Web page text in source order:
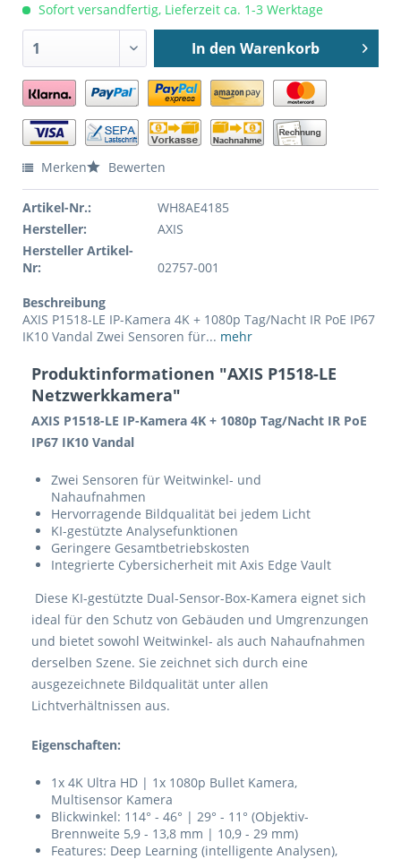
Sofort versandfertig, Lieferzeit ca. 1-3 Werktage
In den Warenkorb
Merken Bewerten
Artikel-Nr.:
WH8AE4185
Hersteller:
AXIS
Hersteller Artikel-
Nr:
02757-001
Beschreibung
AXIS P1518-LE IP-Kamera 4K + 1080p Tag/Nacht IR PoE IP67
IK10 Vandal Zwei Sensoren für... mehr
Produktinformationen "AXIS P1518-LE
Netzwerkkamera"
AXIS P1518-LE IP-Kamera 4K + 1080p Tag/Nacht IR PoE
IP67 IK10 Vandal
Zwei Sensoren für Weitwinkel- und
Nahaufnahmen
Hervorragende Bildqualität bei jedem Licht
KI-gestützte Analysefunktionen
Geringere Gesamtbetriebskosten
Integrierte Cybersicherheit mit Axis Edge Vault
Diese KI-gestützte Dual-Sensor-Box-Kamera eignet sich
ideal für den Schutz von Gebäuden und Umgrenzungen
und bietet sowohl Weitwinkel- als auch Nahaufnahmen
derselben Szene. Sie zeichnet sich durch eine
ausgezeichnete Bildqualität unter allen
Lichtverhältnissen aus.
Eigenschaften:
1x 4K Ultra HD | 1x 1080p Bullet Kamera,
Multisensor Kamera
Blickwinkel: 114° - 46° | 29° - 11° (Objektiv-
Brennweite 5,9 - 13,8 mm | 10,9 - 29 mm)
Features: Deep Learning (intelligente Analysen),